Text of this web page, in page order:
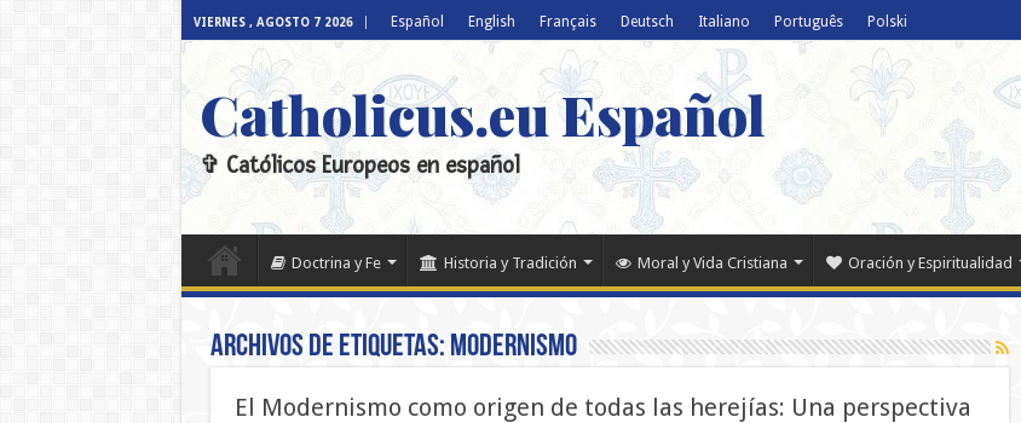
VIERNES , AGOSTO 7 2026 Español English Français Deutsch Italiano Português Polski
Catholicus.eu Español
✞ Católicos Europeos en español
Doctrina y Fe Historia y Tradición Moral y Vida Cristiana Oración y Espiritualidad
Archivos de etiquetas: Modernismo
El Modernismo como origen de todas las herejías: Una perspectiva